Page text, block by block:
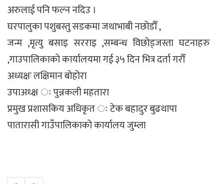
अरुलाई पनि फल्न नदिउ ।
घरपालुका पशुबस्तु सडकमा जथाभाबी नछोडौँ ,
जन्म ,मृत्यु बसाइ सरराइ ,सम्बन्ध विछोड्जस्ता घटनाहरु
,गाउपालिकाको कार्यालयमा गई ३५ दिन भित्र दर्ता गरौँ
अध्यक्षः लक्षिमान बोहोरा
उपाअध्क्ष ः पुन्नकली महतारा
प्रमुख प्रशासकिय अधिकृत ः टेक बहादुर बुढथापा
पातारासी गाउँपालिकाको कार्यालय जुम्ला